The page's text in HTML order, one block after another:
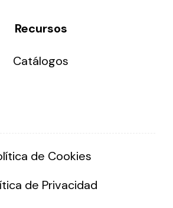
Recursos
Catálogos
de Cookies
de Privacidad